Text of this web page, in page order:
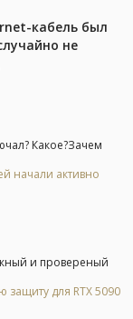
кабель был
не
Какое?Зачем
начали активно
и провереный
для RTX 5090